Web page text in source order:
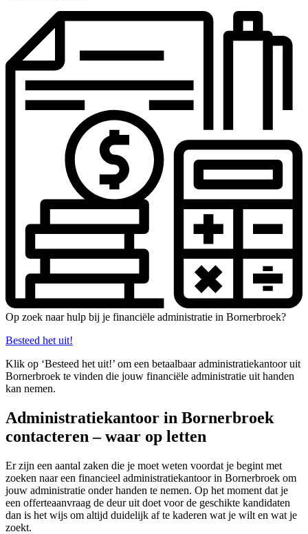
Op zoek naar hulp bij je financiële administratie in Bornerbroek?
Besteed het uit!
Klik op ‘Besteed het uit!’ om een betaalbaar administratiekantoor uit
Bornerbroek te vinden die jouw financiële administratie uit handen
kan nemen.
Administratiekantoor in Bornerbroek
contacteren – waar op letten
Er zijn een aantal zaken die je moet weten voordat je begint met
zoeken naar een financieel administratiekantoor in Bornerbroek om
jouw administratie onder handen te nemen. Op het moment dat je
een offerteaanvraag de deur uit doet voor de geschikte kandidaten
dan is het wijs om altijd duidelijk af te kaderen wat je wilt en wat je
zoekt.